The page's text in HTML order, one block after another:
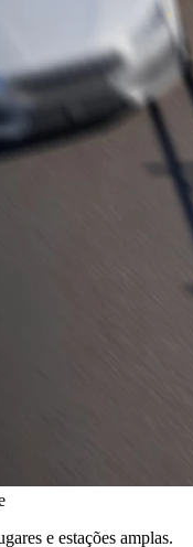
e estações amplas.